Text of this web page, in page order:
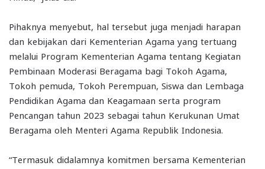
Pihaknya menyebut, hal tersebut juga menjadi harapan
dan kebijakan dari Kementerian Agama yang tertuang
melalui Program Kementerian Agama tentang Kegiatan
Pembinaan Moderasi Beragama bagi Tokoh Agama,
Tokoh pemuda, Tokoh Perempuan, Siswa dan Lembaga
Pendidikan Agama dan Keagamaan serta program
Pencangan tahun 2023 sebagai tahun Kerukunan Umat
Beragama oleh Menteri Agama Republik Indonesia.
“Termasuk didalamnya komitmen bersama Kementerian